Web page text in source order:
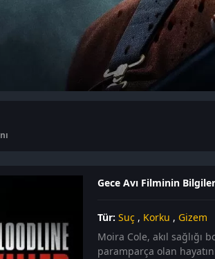
Gece Avı Filminin
Tür: Suç , Korku , Gizem
Moira Cole, akıl sağlığı
paramparça olan